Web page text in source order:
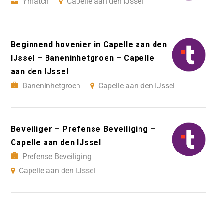
Beginnend hovenier in Capelle aan den
IJssel – Baneninhetgroen – Capelle
aan den IJssel
Baneninhetgroen
Capelle aan den IJssel
Beveiliger – Prefense Beveiliging –
Capelle aan den IJssel
Prefense Beveiliging
Capelle aan den IJssel